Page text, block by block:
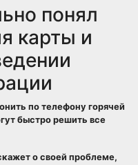
понял
карты и
по телефону горячей
быстро решить все
о своей проблеме,